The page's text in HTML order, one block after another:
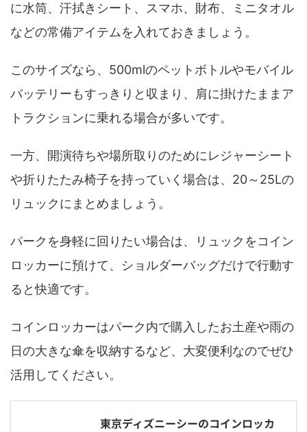
に水筒、汗拭きシート、スマホ、財布、ミニタオル
などの常備アイテムを入れておきましょう。
このサイズなら、500mlのペットボトルやモバイル
バッテリーもすっきりと収まり、肩に掛けたままア
トラクションに乗れる場合が多いです。
一方、開演待ちや場所取りのためにレジャーシート
や折りたたみ椅子を持っていく場合は、20～25Lの
リュックにまとめましょう。
パークを身軽に回りたい場合は、リュックをコイン
ロッカーに預けて、ショルダーバッグだけで行動す
ると快適です。
コインロッカーはパーク内で購入したお土産や雨の
日の大きな傘を収納するなど、大変便利なのでぜひ
活用してください。
東京ディズニーシーのコインロッカ